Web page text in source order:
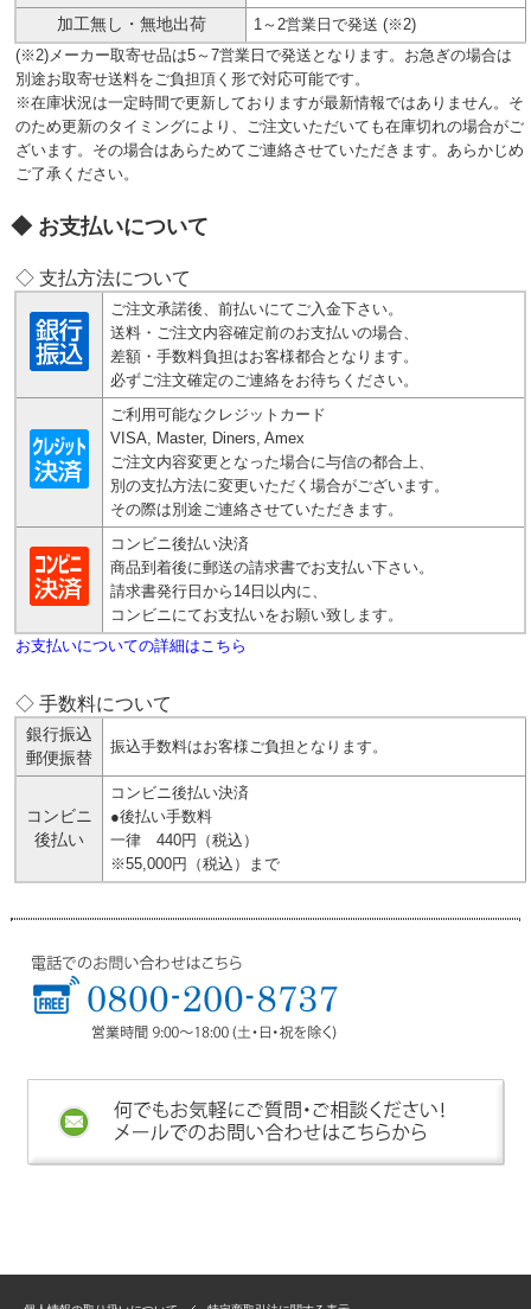
加工無し・無地出荷
1～2営業日で発送 (※2)
(※2)メーカー取寄せ品は5～7営業日で発送となります。お急ぎの場合は
別途お取寄せ送料をご負担頂く形で対応可能です。
※在庫状況は一定時間で更新しておりますが最新情報ではありません。そ
のため更新のタイミングにより、ご注文いただいても在庫切れの場合がご
ざいます。その場合はあらためてご連絡させていただきます。あらかじめ
ご了承ください。
お支払いについて
◇ 支払方法について
ご注文承諾後、前払いにてご入金下さい。
送料・ご注文内容確定前のお支払いの場合、
差額・手数料負担はお客様都合となります。
必ずご注文確定のご連絡をお待ちください。
ご利用可能なクレジットカード
VISA, Master, Diners, Amex
ご注文内容変更となった場合に与信の都合上、
別の支払方法に変更いただく場合がございます。
その際は別途ご連絡させていただきます。
コンビニ後払い決済
商品到着後に郵送の請求書でお支払い下さい。
請求書発行日から14日以内に、
コンビニにてお支払いをお願い致します。
お支払いについての詳細はこちら
◇ 手数料について
銀行振込
郵便振替
振込手数料はお客様ご負担となります。
コンビニ
後払い
コンビニ後払い決済
●後払い手数料
一律 440円（税込）
※55,000円（税込）まで